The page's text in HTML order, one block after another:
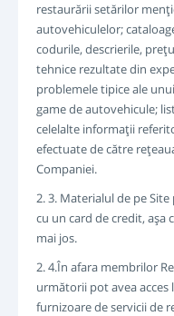
restaurării setărilor
autovehiculelor;
codurile, descrierile,
tehnice rezultate din
problemele tipice ale
game de autovehicule;
celelalte informaţii
efectuate de către
Companiei.
2. 3. Materialul de pe
cu un card de credit, aşa
mai jos.
2. 4.În afara membrilor
următorii pot avea acces
furnizoare de servicii de